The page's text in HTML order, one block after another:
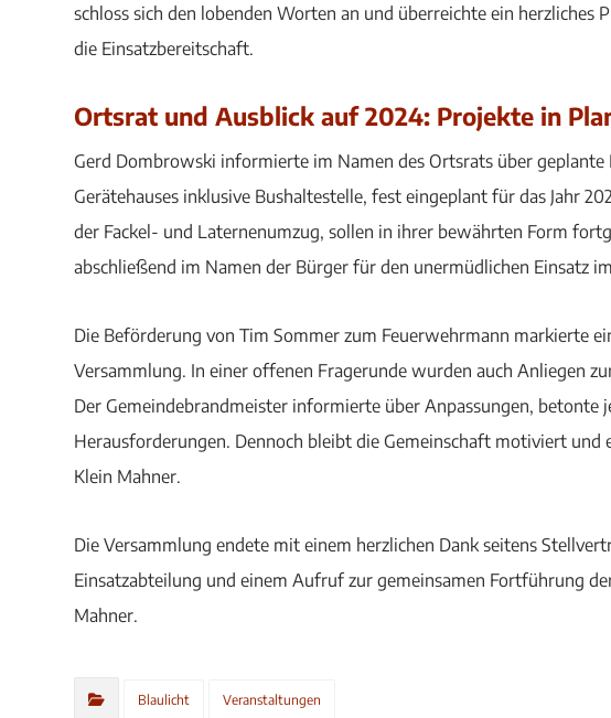
schloss sich den lobenden Worten an und überreichte ein herzliches
die Einsatzbereitschaft.
Ortsrat und Ausblick auf 2024: Projekte in
Gerd Dombrowski informierte im Namen des Ortsrats über
Gerätehauses inklusive Bushaltestelle, fest eingeplant für das Jahr
der Fackel- und Laternenumzug, sollen in ihrer bewährten Form
abschließend im Namen der Bürger für den unermüdlichen Einsatz
Die Beförderung von Tim Sommer zum Feuerwehrmann markierte
Versammlung. In einer offenen Fragerunde wurden auch Anliegen
Der Gemeindebrandmeister informierte über Anpassungen, betonte
Herausforderungen. Dennoch bleibt die Gemeinschaft motiviert
Klein Mahner.
Die Versammlung endete mit einem herzlichen Dank seitens
Einsatzabteilung und einem Aufruf zur gemeinsamen Fortführung
Mahner.
Blaulicht Veranstaltungen